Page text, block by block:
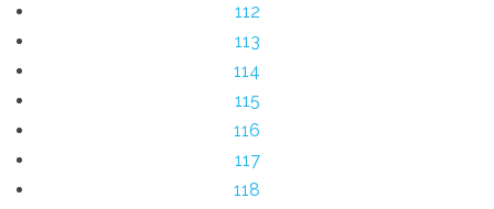
112
113
114
115
116
117
118